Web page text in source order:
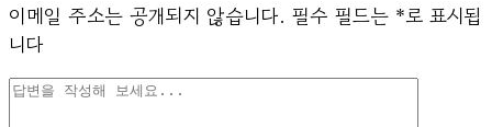
이메일 주소는 공개되지 않습니다. 필수 필드는 *로 표시됩
니다